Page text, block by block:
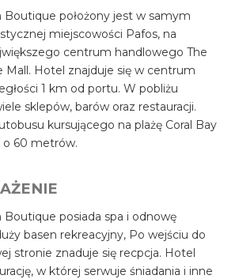
Boutique położony jest w samym
miejscowości Pafos, na
centrum handlowego The
Mall. Hotel znajduje się w centrum
1 km od portu. W pobliżu
sklepów, barów oraz restauracji.
kursującego na plażę Coral Bay
o 60 metrów.
posiada spa i odnowę
basen rekreacyjny, Po wejściu do
stronie znaduje się recpcja. Hotel
w której serwuje śniadania i inne